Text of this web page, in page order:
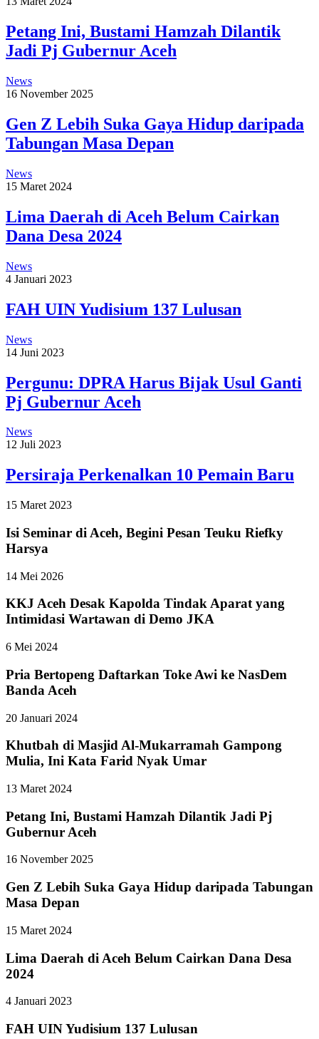
Petang Ini, Bustami Hamzah Dilantik
Jadi Pj Gubernur Aceh
News
16 November 2025
Gen Z Lebih Suka Gaya Hidup daripada
Tabungan Masa Depan
News
15 Maret 2024
Lima Daerah di Aceh Belum Cairkan
Dana Desa 2024
News
4 Januari 2023
FAH UIN Yudisium 137 Lulusan
News
14 Juni 2023
Pergunu: DPRA Harus Bijak Usul Ganti
Pj Gubernur Aceh
News
12 Juli 2023
Persiraja Perkenalkan 10 Pemain Baru
15 Maret 2023
Isi Seminar di Aceh, Begini Pesan Teuku Riefky
Harsya
14 Mei 2026
KKJ Aceh Desak Kapolda Tindak Aparat yang
Intimidasi Wartawan di Demo JKA
6 Mei 2024
Pria Bertopeng Daftarkan Toke Awi ke NasDem
Banda Aceh
20 Januari 2024
Khutbah di Masjid Al-Mukarramah Gampong
Mulia, Ini Kata Farid Nyak Umar
13 Maret 2024
Petang Ini, Bustami Hamzah Dilantik Jadi Pj
Gubernur Aceh
16 November 2025
Gen Z Lebih Suka Gaya Hidup daripada Tabungan
Masa Depan
15 Maret 2024
Lima Daerah di Aceh Belum Cairkan Dana Desa
2024
4 Januari 2023
FAH UIN Yudisium 137 Lulusan